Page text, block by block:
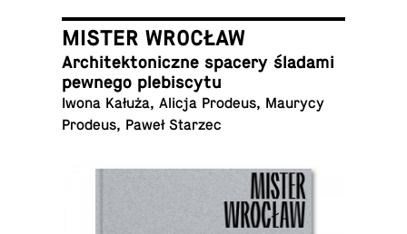
MISTER WROCŁAW
Ar­chi­tek­to­nicz­ne spacery śladami
pewnego plebiscytu
Iwona Kałuża, Alicja Prodeus, Maurycy
Prodeus, Paweł Starzec